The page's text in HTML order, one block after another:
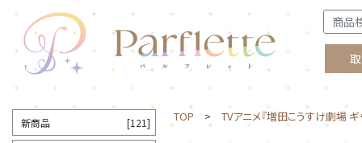
TOP > TVアニメ『増田こうすけ劇場
新商品 [121]